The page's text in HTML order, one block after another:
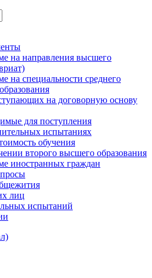
на направления высшего
на специальности среднего
на договорную основу
для поступления
испытаниях
обучения
второго высшего образования
иностранных граждан
лиц
испытаний